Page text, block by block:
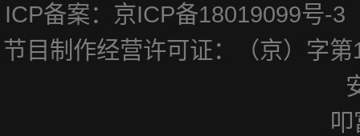
ICP备案：京ICP备18019099
节目制作经营许可证：（京）